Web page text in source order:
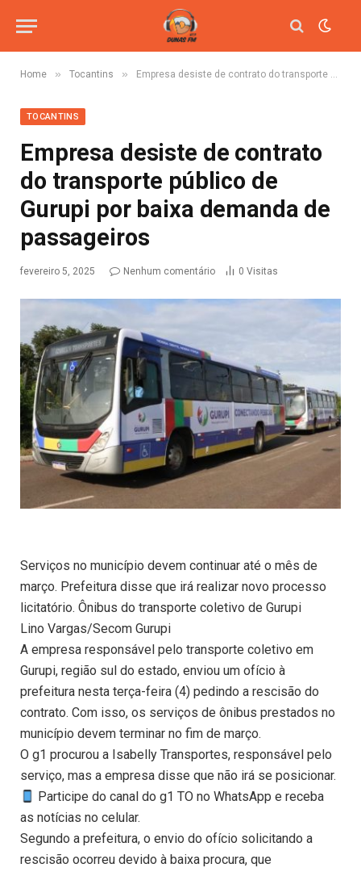
Home » Tocantins » Empresa desiste de contrato do transporte público de Gurupi por baixa demanda de passageiros
TOCANTINS
Empresa desiste de contrato
do transporte público de
Gurupi por baixa demanda de
passageiros
fevereiro 5, 2025 Nenhum comentário 0 Visitas
Serviços no município devem continuar até o mês de
março. Prefeitura disse que irá realizar novo processo
licitatório. Ônibus do transporte coletivo de Gurupi
Lino Vargas/Secom Gurupi
A empresa responsável pelo transporte coletivo em
Gurupi, região sul do estado, enviou um ofício à
prefeitura nesta terça-feira (4) pedindo a rescisão do
contrato. Com isso, os serviços de ônibus prestados no
município devem terminar no fim de março.
O g1 procurou a Isabelly Transportes, responsável pelo
serviço, mas a empresa disse que não irá se posicionar.
Participe do canal do g1 TO no WhatsApp e receba
as notícias no celular.
Segundo a prefeitura, o envio do ofício solicitando a
rescisão ocorreu devido à baixa procura, que